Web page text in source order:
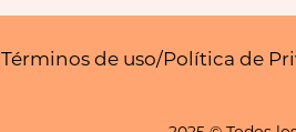
de uso/Política de